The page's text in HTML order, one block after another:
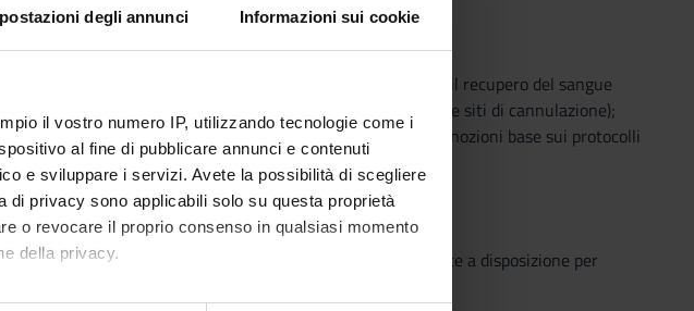
degli annunci Informazioni sui cookie
il vostro numero IP, utilizzando tecnologie come i
al fine di pubblicare annunci e contenuti
e sviluppare i servizi. Avete la possibilità di scegliere
privacy sono applicabili solo su questa proprietà
o revocare il proprio consenso in qualsiasi momento
della privacy.
Cuore/Polmone (ossigenatore + circuiti, macchina per il recupero del sangue
cannule per la Circolazione Extra Corporea (tipo e siti di cannulazione);
(ossigenatore, circuito, autotrans, cpg e cannule); nozioni base sui protocolli
con Leganto, strumento che il Sistema Bibliotecario mette a disposizione per